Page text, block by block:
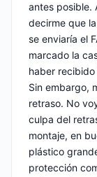
antes posible.
decirme que
se enviaría el
marcado la
haber
Sin embargo,
retraso. No
culpa del
montaje, en
plástico
protección